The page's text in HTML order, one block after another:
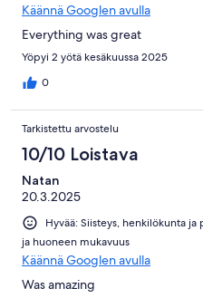
Käännä Googlen avulla
Everything was great
Yöpyi 2 yötä kesäkuussa 2025
0
Tarkistettu arvostelu
10/10 Loistava
Natan
20.3.2025
Hyvää: Siisteys, henkilökunta
ja huoneen mukavuus
Käännä Googlen avulla
Was amazing